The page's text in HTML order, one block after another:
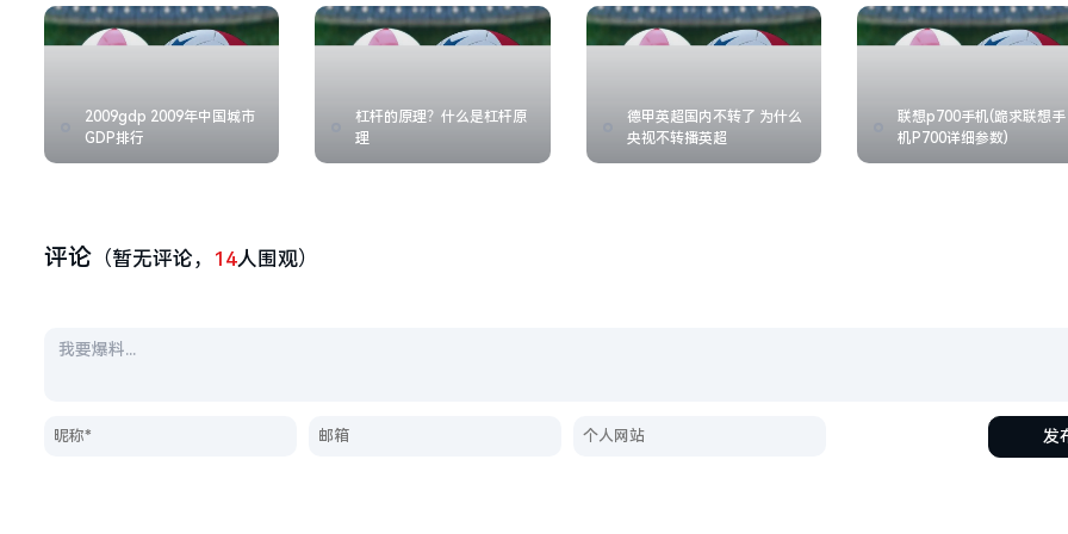
2009gdp 2009年中国城市
GDP排行
杠杆的原理？什么是杠杆原
理
德甲英超国内不转了 为什么
央视不转播英超
联想p700手机(跪求联想手
机P700详细参数)
评论 （暂无评论， 14人围观）
发